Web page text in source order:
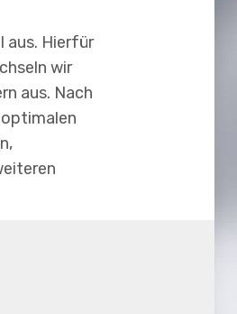
aus. Hierfür
wir
aus. Nach